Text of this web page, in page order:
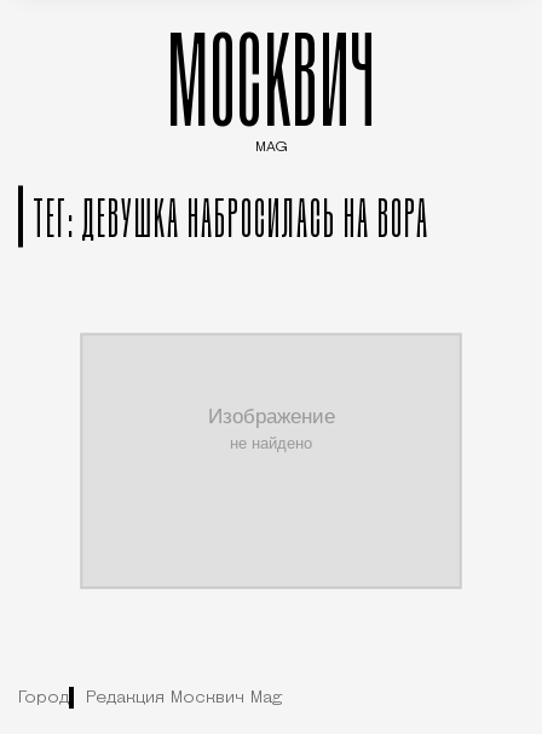
МОСКВИЧ
MAG
ТЕГ: ДЕВУШКА НАБРОСИЛАСЬ НА ВОРА
Город Редакция Москвич Mag